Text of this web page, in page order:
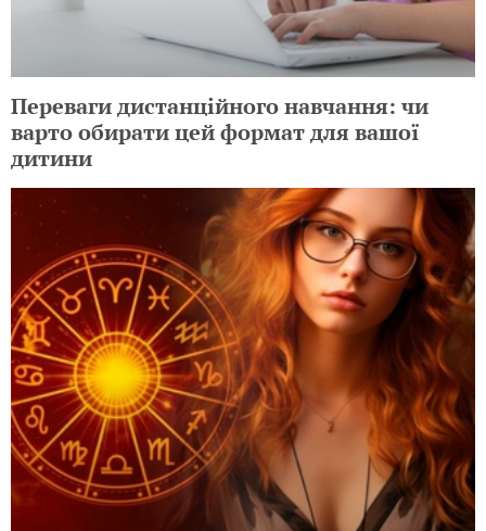
Переваги дистанційного навчання: чи
варто обирати цей формат для вашої
дитини